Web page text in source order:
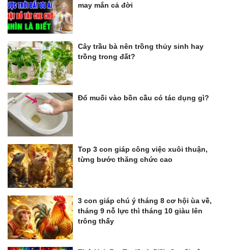
may mắn cả đời
Cây trầu bà nên trồng thủy sinh hay
trồng trong đất?
Đổ muối vào bồn cầu có tác dụng gì?
Top 3 con giáp công việc xuôi thuận,
từng bước thăng chức cao
3 con giáp chú ý tháng 8 cơ hội ùa về,
tháng 9 nỗ lực thì tháng 10 giàu lên
trông thấy